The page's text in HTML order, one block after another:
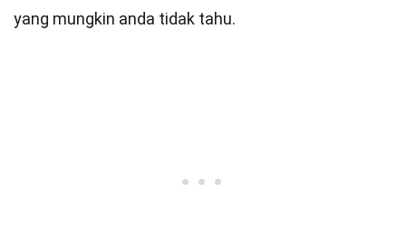
yang mungkin anda tidak tahu.